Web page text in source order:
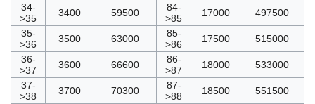
34-
>35
3400 59500
84-
>85
17000
497500
35-
>36
3500 63000
85-
>86
17500
515000
36-
>37
3600 66600
86-
>87
18000
533000
37-
>38
3700 70300
87-
>88
18500
551500